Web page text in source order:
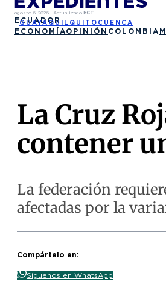
agosto 6, 2026 | Actualizado ECT
ECUADOR
GUAYAQUIL QUITO CUENCA
ECONOMÍAOPINIÓN COLOMBIA
La Cruz
contener
La federación
afectadas por la
Compártelo en:
Síguenos en WhatsApp